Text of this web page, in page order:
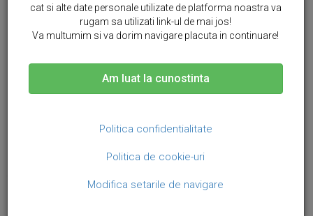
cat si alte date personale utilizate de platforma noastra va
rugam sa utilizati link-ul de mai jos!
Va multumim si va dorim navigare placuta in continuare!
Am luat la cunostinta
Politica confidentialitate
Politica de cookie-uri
Modifica setarile de navigare